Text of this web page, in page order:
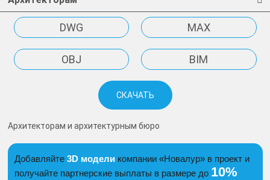
DWG MAX
OBJ BIM
СКАЧАТЬ
Архитекторам и архитектурным бюро
Добавляйте 3D моделикомпании «Новалур» в проект и
получайте партнерские выплаты в размере до 10%